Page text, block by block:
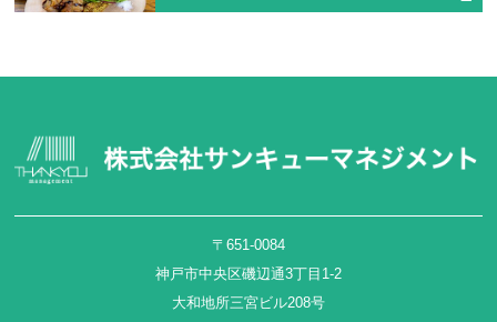
〒651-0084
神戸市中央区磯辺通3丁目1-2
大和地所三宮ビル208号